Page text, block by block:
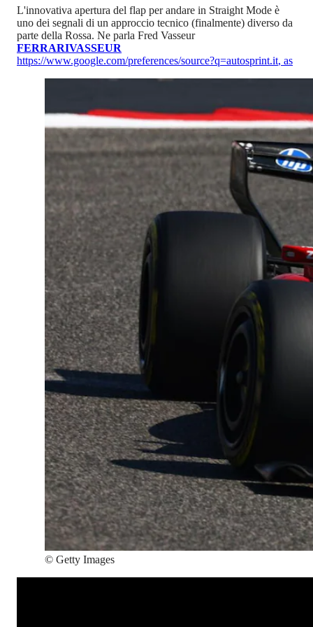
L'innovativa apertura del flap per andare in Straight Mode è
uno dei segnali di un approccio tecnico (finalmente) diverso da
parte della Rossa. Ne parla Fred Vasseur
FERRARIVASSEUR
https://www.google.com/preferences/source?q=autosprint.it, as
© Getty Images